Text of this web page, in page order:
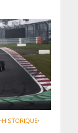
•HISTORIQUE•